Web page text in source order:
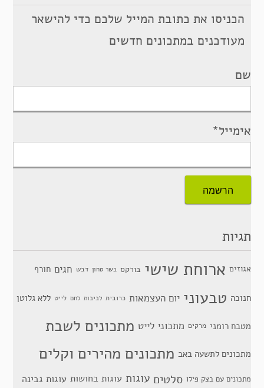
הכניסו את כתובת המייל שלכם כדי להישאר
מעודכנים במתכונים חדשים
שם
אימייל*
תגיות
אגוזים ארוחת שישי בורקס בשר טחון דבש חגים חורף
חנוכה טבעוני יום העצמאות כרובית לביבות לחם לייט ללא גלוטן
מטבח רומני מרקים מתכוני לייט מתכונים לשבת
מתכונים לתשעה באב מתכונים מהירים וקלים
מתכונים עם בצק פילו סלטים עוגות עוגות בחושות עוגות גבינה